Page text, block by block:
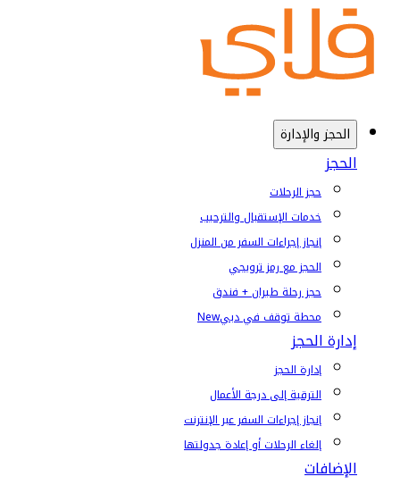
الحجز والإدارة
الحجز
حجز الرحلات
خدمات الإستقبال والترحيب
إنجاز إجراءات السفر من المنزل
الحجز مع رمز ترويجي
حجز رحلة طيران + فندق
محطة توقف في دبيNew
إدارة الحجز
إدارة الحجز
الترقية إلى درجة الأعمال
إنجاز إجراءات السفر عبر الإنترنت
إلغاء الرحلات أو إعادة جدولتها
الإضافات